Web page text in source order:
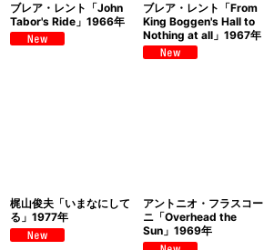
ブレア・レント「John
Tabor's Ride」1966年
ブレア・レント「From
King Boggen's Hall to
Nothing at all」1967年
梶山俊夫「いまなにして
る」1977年
アントニオ・フラスコー
ニ「Overhead the
Sun」1969年